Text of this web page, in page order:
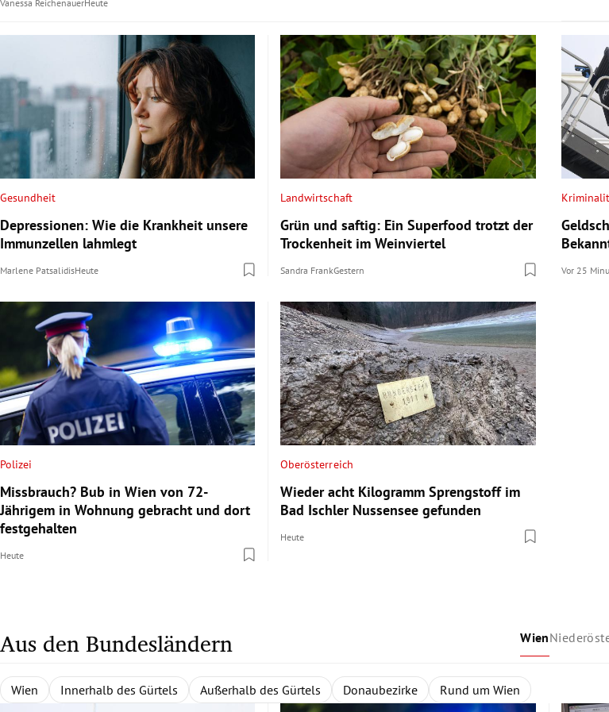
Vanessa ReichenauerHeute
Gesundheit
Depressionen: Wie die Krankheit unsere
Immunzellen lahmlegt
Marlene PatsalidisHeute
Landwirtschaft
Grün und saftig: Ein Superfood trotzt der
Trockenheit im Weinviertel
Sandra FrankGestern Vor 25
Polizei
Missbrauch? Bub in Wien von 72-
Jährigem in Wohnung gebracht und dort
festgehalten
Heute
Oberösterreich
Wieder acht Kilogramm Sprengstoff im
Bad Ischler Nussensee gefunden
Heute
Aus den Bundesländern Wien
Wien Innerhalb des Gürtels Außerhalb des Gürtels Donaubezirke Rund um Wien
Niederösterreich Rund um Wien Zentralregion Waldviertel Weinviertel Thermenregion
Burgenland Nordburgenland Eisenstadt Südburgenland
Alle Bundesländer Wien Niederösterreich Burgenland Oberösterreich Steiermark